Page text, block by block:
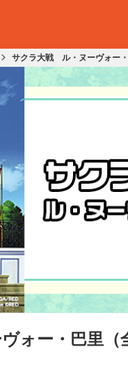
サクラ大戦 ル・ヌーヴォー
ォー・巴里